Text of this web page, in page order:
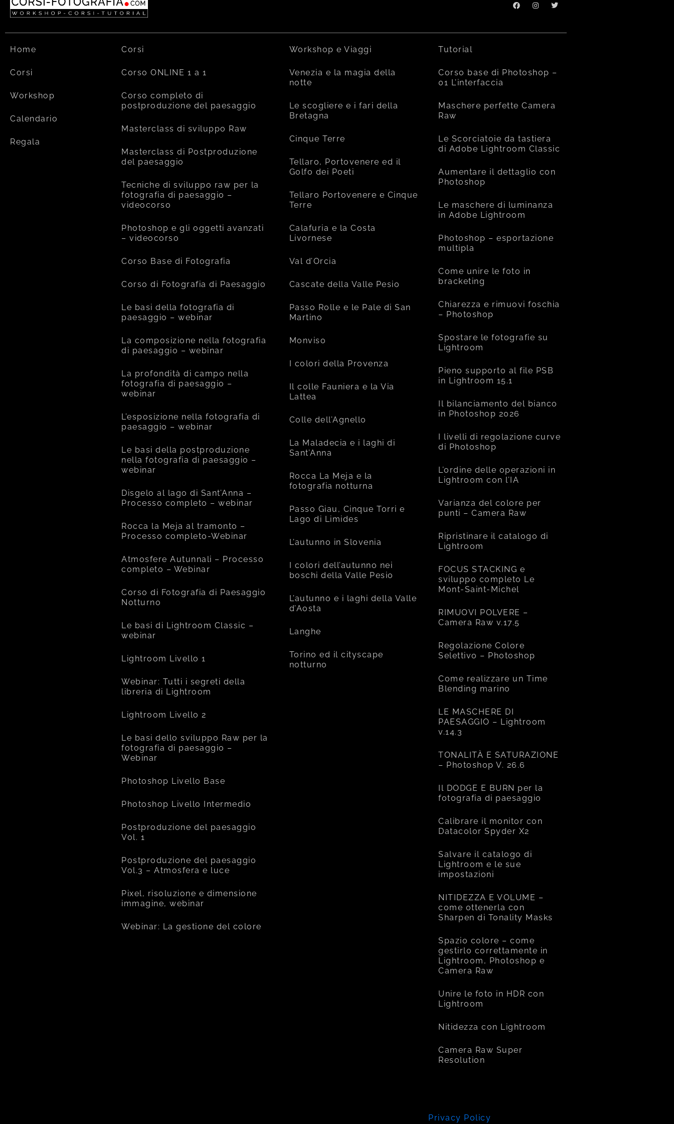
Home
Corsi
Workshop
Calendario
Regala
Corsi
Corso ONLINE 1 a 1
Corso completo di
postproduzione del paesaggio
Masterclass di sviluppo Raw
Masterclass di Postproduzione
del paesaggio
Tecniche di sviluppo raw per la
fotografia di paesaggio –
videocorso
Photoshop e gli oggetti avanzati
– videocorso
Corso Base di Fotografia
Corso di Fotografia di Paesaggio
Le basi della fotografia di
paesaggio – webinar
La composizione nella fotografia
di paesaggio – webinar
La profondità di campo nella
fotografia di paesaggio –
webinar
L’esposizione nella fotografia di
paesaggio – webinar
Le basi della postproduzione
nella fotografia di paesaggio –
webinar
Disgelo al lago di Sant’Anna –
Processo completo – webinar
Rocca la Meja al tramonto –
Processo completo-Webinar
Atmosfere Autunnali – Processo
completo – Webinar
Corso di Fotografia di Paesaggio
Notturno
Le basi di Lightroom Classic –
webinar
Lightroom Livello 1
Webinar: Tutti i segreti della
libreria di Lightroom
Lightroom Livello 2
Le basi dello sviluppo Raw per la
fotografia di paesaggio –
Webinar
Photoshop Livello Base
Photoshop Livello Intermedio
Postproduzione del paesaggio
Vol. 1
Postproduzione del paesaggio
Vol.3 – Atmosfera e luce
Pixel, risoluzione e dimensione
immagine, webinar
Webinar: La gestione del colore
Workshop e Viaggi
Venezia e la magia della
notte
Le scogliere e i fari della
Bretagna
Cinque Terre
Tellaro, Portovenere ed il
Golfo dei Poeti
Tellaro Portovenere e Cinque
Terre
Calafuria e la Costa
Livornese
Val d’Orcia
Cascate della Valle Pesio
Passo Rolle e le Pale di San
Martino
Monviso
I colori della Provenza
Il colle Fauniera e la Via
Lattea
Colle dell’Agnello
La Maladecia e i laghi di
Sant’Anna
Rocca La Meja e la
fotografia notturna
Passo Giau, Cinque Torri e
Lago di Limides
L’autunno in Slovenia
I colori dell’autunno nei
boschi della Valle Pesio
L’autunno e i laghi della Valle
d’Aosta
Langhe
Torino ed il cityscape
notturno
Tutorial
Corso base di Photoshop –
01 L’interfaccia
Maschere perfette Camera
Raw
Le Scorciatoie da tastiera
di Adobe Lightroom Classic
Aumentare il dettaglio con
Photoshop
Le maschere di luminanza
in Adobe Lightroom
Photoshop – esportazione
multipla
Come unire le foto in
bracketing
Chiarezza e rimuovi foschia
– Photoshop
Spostare le fotografie su
Lightroom
Pieno supporto al file PSB
in Lightroom 15.1
Il bilanciamento del bianco
in Photoshop 2026
I livelli di regolazione curve
di Photoshop
L’ordine delle operazioni in
Lightroom con l’IA
Varianza del colore per
punti – Camera Raw
Ripristinare il catalogo di
Lightroom
FOCUS STACKING e
sviluppo completo Le
Mont-Saint-Michel
RIMUOVI POLVERE –
Camera Raw v.17.5
Regolazione Colore
Selettivo – Photoshop
Come realizzare un Time
Blending marino
LE MASCHERE DI
PAESAGGIO – Lightroom
v.14.3
TONALITÀ E SATURAZIONE
– Photoshop V. 26.6
Il DODGE E BURN per la
fotografia di paesaggio
Calibrare il monitor con
Datacolor Spyder X2
Salvare il catalogo di
Lightroom e le sue
impostazioni
NITIDEZZA E VOLUME –
come ottenerla con
Sharpen di Tonality Masks
Spazio colore – come
gestirlo correttamente in
Lightroom, Photoshop e
Camera Raw
Unire le foto in HDR con
Lightroom
Nitidezza con Lightroom
Camera Raw Super
Resolution
Privacy Policy